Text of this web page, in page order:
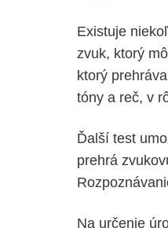
Existuje
zvuk, ktorý
ktorý
tóny a reč, v
Ďalší test
prehrá
Na určenie